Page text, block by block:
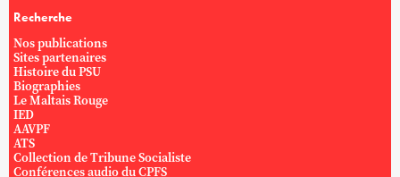
Recherche
Nos publications
Sites partenaires
Histoire du PSU
Biographies
Le Maltais Rouge
IED
AAVPF
ATS
Collection de Tribune Socialiste
Conférences audio du CPFS